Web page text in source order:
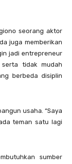
seorang aktor
juga memberikan
jadi entrepreneur
tidak mudah
berbeda disiplin
usaha. “Saya
teman satu lagi
sumber